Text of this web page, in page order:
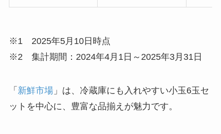
※1 2025年5月10日時点
※2 集計期間：2024年4月1日～2025年3月31日
「 新鮮市場」は、冷蔵庫にも入れやすい小玉6玉セ
ットを中心に、豊富な品揃えが魅力です。